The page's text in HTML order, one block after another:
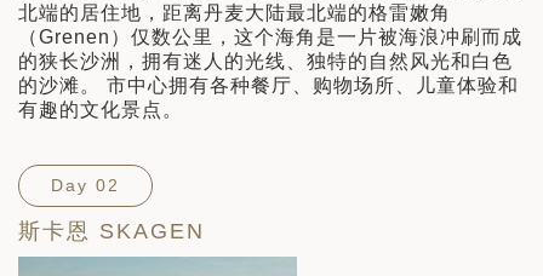
北端的居住地，距离丹麦大陆最北端的格雷嫩角
（Grenen）仅数公里，这个海角是一片被海浪冲刷而成
的狭长沙洲，拥有迷人的光线、独特的自然风光和白色
的沙滩。 市中心拥有各种餐厅、购物场所、儿童体验和
有趣的文化景点。
Day 02
斯卡恩 SKAGEN